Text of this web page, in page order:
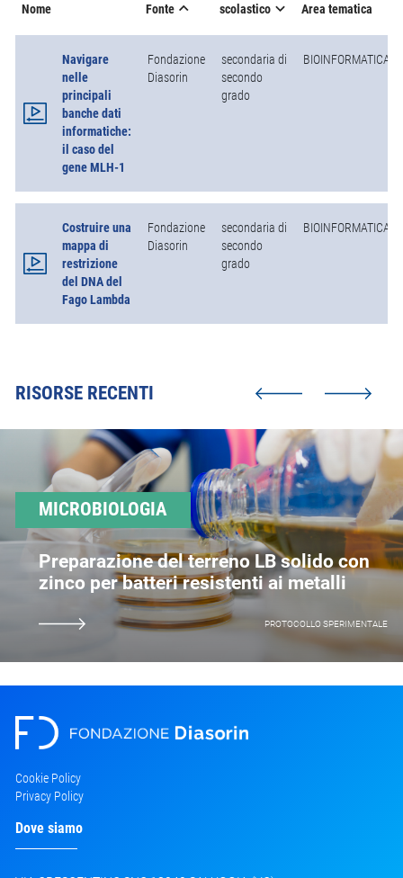
Nome Fonte
scolastico
Area tematica
Navigare
nelle
principali
banche dati
informatiche:
il caso del
gene MLH-1
Fondazione
Diasorin
secondaria di
secondo
grado
BIOINFORMATICA
Costruire una
mappa di
restrizione
del DNA del
Fago Lambda
Fondazione
Diasorin
secondaria di
secondo
grado
BIOINFORMATICA
RISORSE RECENTI
MICROBIOLOGIA
Preparazione del terreno LB solido con
zinco per batteri resistenti ai metalli
PROTOCOLLO SPERIMENTALE
Cookie Policy
Privacy Policy
Dove siamo